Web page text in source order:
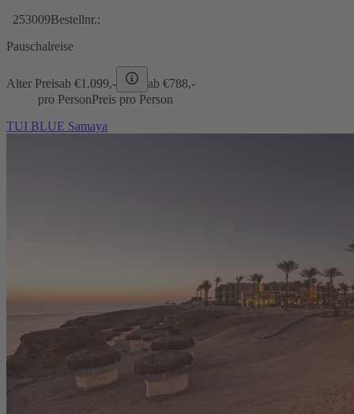
253009Bestellnr.:
Pauschalreise
Alter Preisab €1.099,- ab €788,-
pro PersonPreis pro Person
TUI BLUE Samaya